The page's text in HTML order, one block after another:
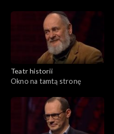
Teatr historii
Okno na tamtą stronę